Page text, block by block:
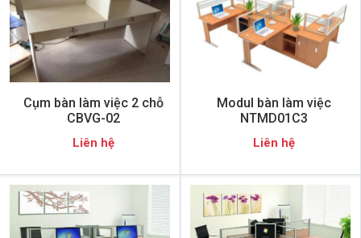
Cụm bàn làm việc 2 chỗ
CBVG-02
Liên hệ
Modul bàn làm việc
NTMD01C3
Liên hệ